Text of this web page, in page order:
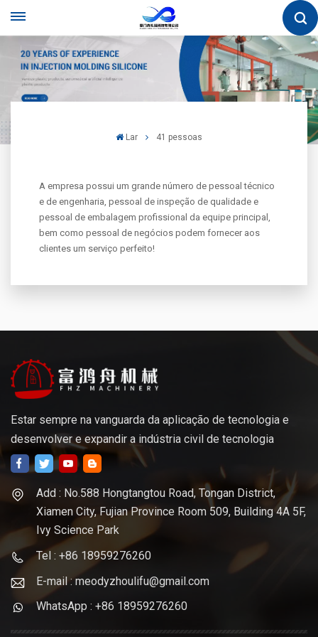
Lar 41 pessoas
A empresa possui um grande número de pessoal técnico
e de engenharia, pessoal de inspeção de qualidade e
pessoal de embalagem profissional da equipe principal,
bem como pessoal de negócios podem fornecer aos
clientes um serviço perfeito!
Estar sempre na vanguarda da aplicação de tecnologia e
desenvolver e expandir a indústria civil de tecnologia
Add : No.588 Hongtangtou Road, Tongan District,
Xiamen City, Fujian Province Room 509, Building 4A 5F,
Ivy Science Park
Tel : +86 18959276260
E-mail : meodyzhoulifu@gmail.com
WhatsApp : +86 18959276260